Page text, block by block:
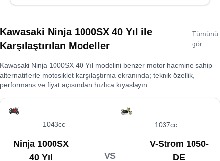
Kawasaki Ninja 1000SX 40 Yıl
ile
Karşılaştırılan Modeller
Tümünü
gör
Kawasaki Ninja 1000SX 40 Yıl modelini benzer motor hacmine sahip
alternatiflerle motosiklet karşılaştırma ekranında; teknik özellik,
performans ve fiyat açısından hızlıca kıyaslayın.
1043cc 1037cc
Ninja 1000SX
40 Yıl
VS
V-Strom 1050-
DE